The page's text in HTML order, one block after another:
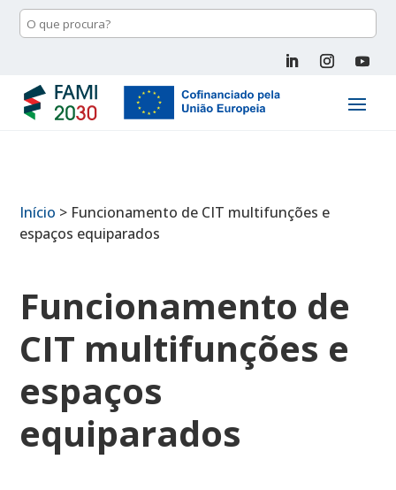
Início > Funcionamento de CIT multifunções e
espaços equiparados
Funcionamento de
CIT multifunções e
espaços
equiparados